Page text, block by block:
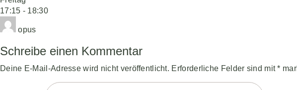
17:15 - 18:30
opus
Schreibe einen Kommentar
Deine E-Mail-Adresse wird nicht veröffentlicht. Erforderliche Felder sind mit*